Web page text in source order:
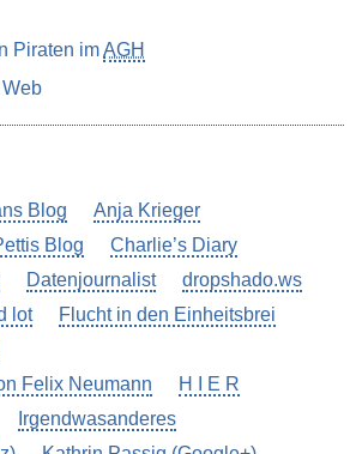
Piraten imAGH
Blog
Anja Krieger
Blog
Charlie’s Diary
Datenjournalist
dropshado.ws
lot
Flucht in den Einheitsbrei
Felix Neumann
H I E R
Irgendwasanderes